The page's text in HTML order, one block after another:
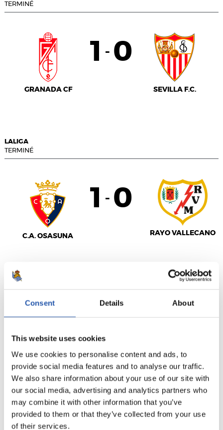
Consent Details About
This website uses cookies
We use cookies to personalise content and ads, to
provide social media features and to analyse our traffic.
We also share information about your use of our site with
our social media, advertising and analytics partners who
may combine it with other information that you’ve
provided to them or that they’ve collected from your use
of their services.
TERMINÉ
GRANADA CF
1 - 0
SEVILLA F.C.
LALIGA
TERMINÉ
C.A. OSASUNA
1 - 0
RAYO VALLECANO
VILLARREAL C.F.
2 0
REAL BETIS